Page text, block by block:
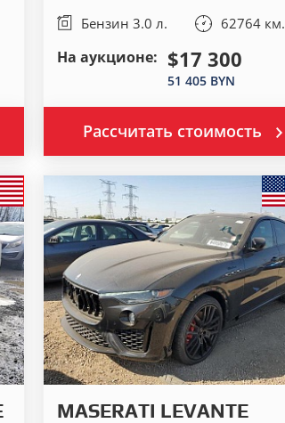
Бензин 3.0 л.
62764 км.
На аукционе: $17 300
51 405 BYN
Рассчитать стоимость
MASERATI LEVANTE